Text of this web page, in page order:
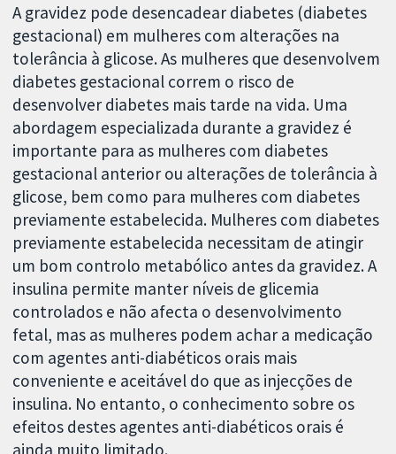
A gravidez pode desencadear diabetes (diabetes
gestacional) em mulheres com alterações na
tolerância à glicose. As mulheres que desenvolvem
diabetes gestacional correm o risco de
desenvolver diabetes mais tarde na vida. Uma
abordagem especializada durante a gravidez é
importante para as mulheres com diabetes
gestacional anterior ou alterações de tolerância à
glicose, bem como para mulheres com diabetes
previamente estabelecida. Mulheres com diabetes
previamente estabelecida necessitam de atingir
um bom controlo metabólico antes da gravidez. A
insulina permite manter níveis de glicemia
controlados e não afecta o desenvolvimento
fetal, mas as mulheres podem achar a medicação
com agentes anti-diabéticos orais mais
conveniente e aceitável do que as injecções de
insulina. No entanto, o conhecimento sobre os
efeitos destes agentes anti-diabéticos orais é
ainda muito limitado.